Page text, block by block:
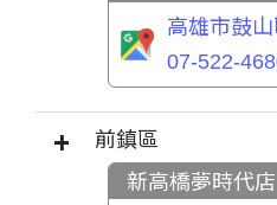
高雄市鼓
07-522-
前鎮區
新高橋夢時代店